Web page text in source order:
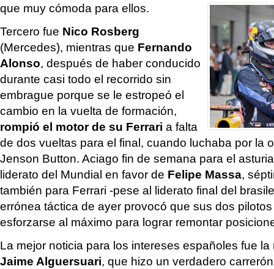
que muy cómoda para ellos.
Tercero fue Nico Rosberg
(Mercedes), mientras que Fernando
Alonso, después de haber conducido
durante casi todo el recorrido sin
embrague porque se le estropeó el
cambio en la vuelta de formación,
rompió el motor de su Ferrari a falta
de dos vueltas para el final, cuando luchaba por la
Jenson Button. Aciago fin de semana para el
liderato del Mundial en favor de Felipe Massa,
también para Ferrari -pese al liderato final del
errónea táctica de ayer provocó que sus dos
esforzarse al máximo para lograr remontar
La mejor noticia para los intereses españoles fue la
Jaime Alguersuari, que hizo un verdadero